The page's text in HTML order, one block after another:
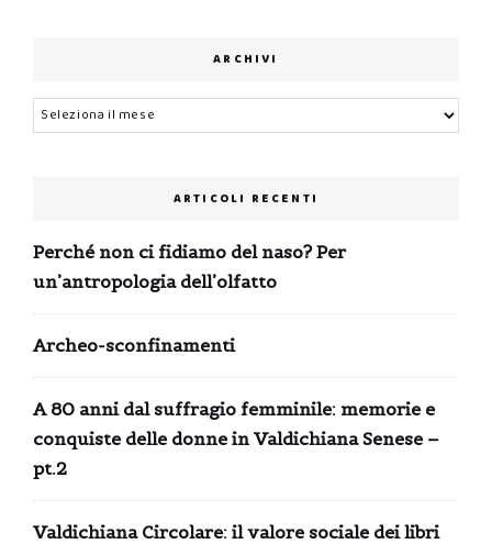
ARCHIVI
Archivi
ARTICOLI RECENTI
Perché non ci fidiamo del naso? Per
un’antropologia dell’olfatto
Archeo-sconfinamenti
A 80 anni dal suffragio femminile: memorie e
conquiste delle donne in Valdichiana Senese –
pt.2
Valdichiana Circolare: il valore sociale dei libri